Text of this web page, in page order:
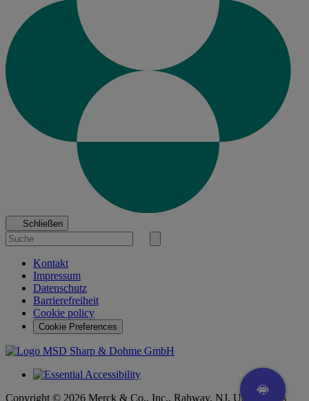
Schließen
Suche
nach
Suche
Kontakt
Impressum
Datenschutz
Barrierefreiheit
Cookie policy
Cookie Preferences
Copyright © 2026 Merck & Co., Inc., Rahway, NJ, USA and its